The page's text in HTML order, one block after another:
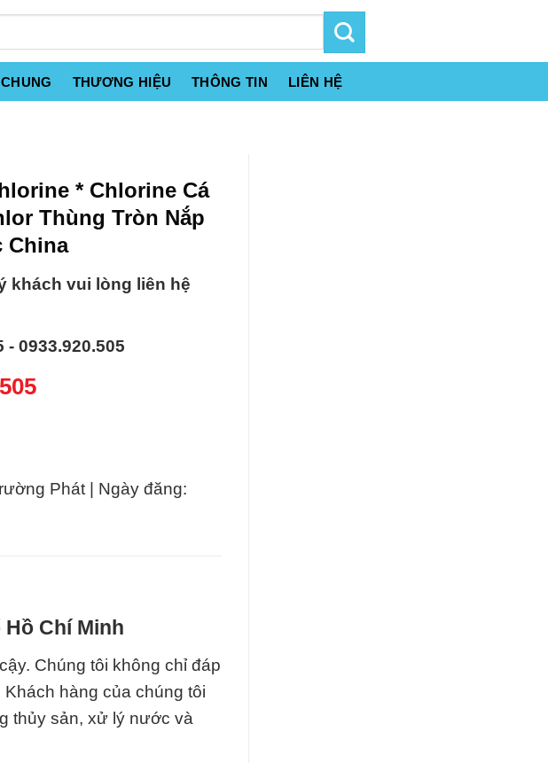
THƯƠNG HIỆU THÔNG TIN LIÊN HỆ
* Chlorine Cá
Thùng Tròn Nắp
China
khách vui lòng liên hệ
- 0933.920.505
Phát | Ngày đăng:
Chí Minh
Chúng tôi không chỉ đáp
hàng của chúng tôi
thủy sản, xử lý nước và